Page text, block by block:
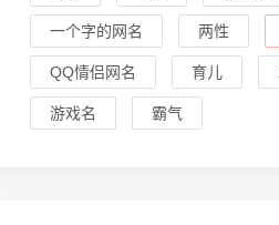
一个字的网名 两性
QQ情侣网名 育儿
游戏名 霸气